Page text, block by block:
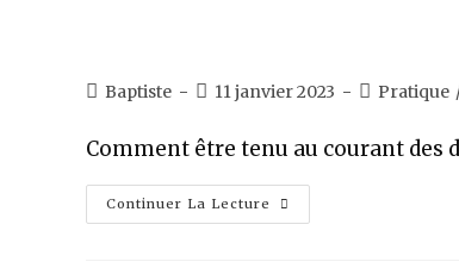
Baptiste 11 janvier 2023 Pratique
Comment être tenu au courant
Continuer La Lecture